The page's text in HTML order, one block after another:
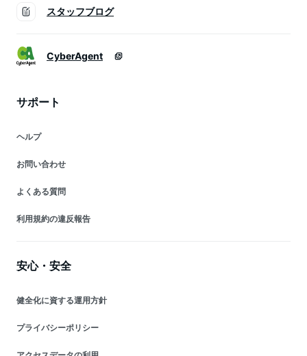
スタッフブログ
CyberAgent
サポート
ヘルプ
お問い合わせ
よくある質問
利用規約の違反報告
安心・安全
健全化に資する運用方針
プライバシーポリシー